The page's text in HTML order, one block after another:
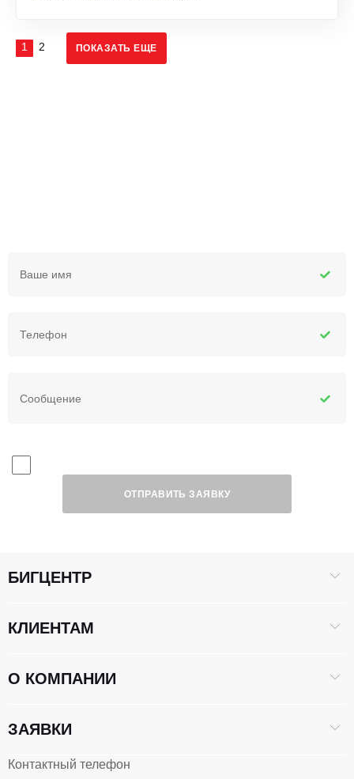
ПОКАЗАТЬ ЕЩЕ
1 2
Ваше имя
Телефон
Сообщение
ОТПРАВИТЬ ЗАЯВКУ
Контактный телефон
БИГЦЕНТР
КЛИЕНТАМ
О КОМПАНИИ
ЗАЯВКИ